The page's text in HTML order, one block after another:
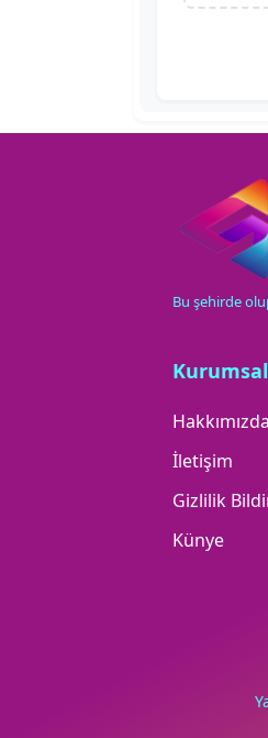
Bu şehirde
Kurumsal
Hakkımızda
İletişim
Gizlilik
Künye